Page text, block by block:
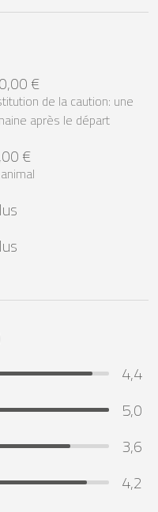
€
de la caution: une
après le départ
€
4,4
5,0
3,6
4,2